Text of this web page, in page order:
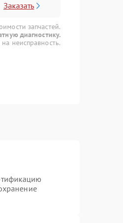
Заказать
запчастей.
диагностику.
неисправность.